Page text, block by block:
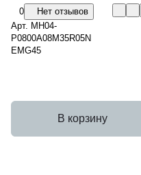
0
Нет отзывов
Арт. MH04-
P0800A08M35R05N
EMG45
В корзину